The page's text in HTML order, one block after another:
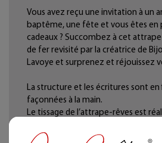
Vous avez reçu une invitation à un
baptême, une fête et vous êtes en
cadeaux ? Succombez à cet
de fer revisité par la créatrice de
Lavoye et surprenez et réjouissez
La structure et les écritures sont
façonnées à la main.
Le tissage de l’attrape-rêves est
Tous les éléments en papier sont